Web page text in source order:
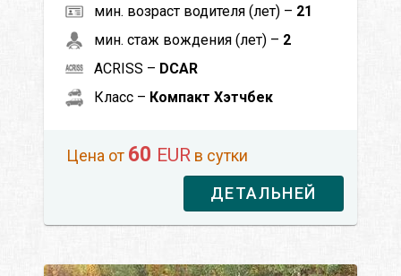
мин. возраст водителя (лет) – 21
мин. стаж вождения (лет) – 2
ACRISS – DCAR
Класс – Компакт Хэтчбек
Цена от 60 EUR в сутки
ДЕТАЛЬНЕЙ